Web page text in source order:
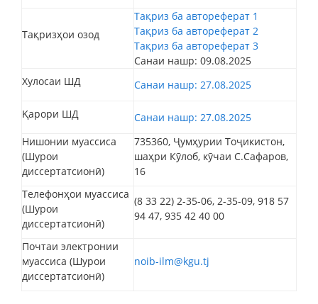
Тақризҳои озод
Тақриз ба автореферат 1
Тақриз ба автореферат 2
Тақриз ба автореферат 3
Санаи нашр: 09.08.2025
Хулосаи ШД
Санаи нашр: 27.08.2025
Қарори ШД
Санаи нашр: 27.08.2025
Нишонии муассиса
(Шурои
диссертатсионӣ)
735360, Ҷумҳурии Тоҷикистон,
шаҳри Кӯлоб, кӯчаи С.Сафаров,
16
Телефонҳои муассиса
(Шурои
диссертатсионӣ)
(8 33 22) 2-35-06, 2-35-09, 918 57
94 47, 935 42 40 00
Почтаи электронии
муассиса (Шурои
диссертатсионӣ)
noib-ilm@kgu.tj